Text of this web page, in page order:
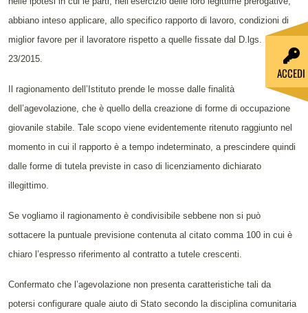
abbiano inteso applicare, allo specifico rapporto di lavoro, condizioni di
miglior favore per il lavoratore rispetto a quelle fissate dal D.lgs. n.
23/2015.
Il ragionamento dell’Istituto prende le mosse dalle finalità
dell’agevolazione, che è quello della creazione di forme di occupazione
giovanile stabile. Tale scopo viene evidentemente ritenuto raggiunto nel
momento in cui il rapporto è a tempo indeterminato, a prescindere quindi
dalle forme di tutela previste in caso di licenziamento dichiarato
illegittimo.
Se vogliamo il ragionamento è condivisibile sebbene non si può
sottacere la puntuale previsione contenuta al citato comma 100 in cui è
chiaro l’espresso riferimento al contratto a tutele crescenti.
Confermato che l’agevolazione non presenta caratteristiche tali da
potersi configurare quale aiuto di Stato secondo la disciplina comunitaria
ACCEDI